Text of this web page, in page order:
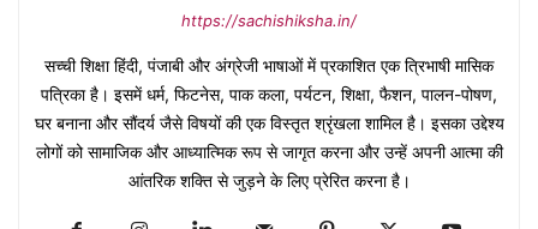
https://sachishiksha.in/
सच्ची शिक्षा हिंदी, पंजाबी और अंग्रेजी भाषाओं में प्रकाशित एक त्रिभाषी मासिक
पत्रिका है। इसमें धर्म, फिटनेस, पाक कला, पर्यटन, शिक्षा, फैशन, पालन-पोषण,
घर बनाना और सौंदर्य जैसे विषयों की एक विस्तृत श्रृंखला शामिल है। इसका उद्देश्य
लोगों को सामाजिक और आध्यात्मिक रूप से जागृत करना और उन्हें अपनी आत्मा की
आंतरिक शक्ति से जुड़ने के लिए प्रेरित करना है।